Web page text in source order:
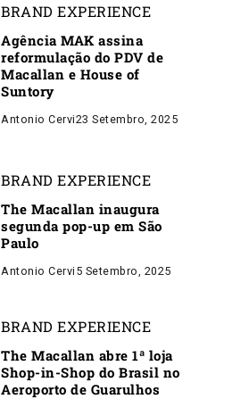
BRAND EXPERIENCE
Agência MAK assina
reformulação do PDV de
Macallan e House of
Suntory
Antonio Cervi23 Setembro, 2025
BRAND EXPERIENCE
The Macallan inaugura
segunda pop-up em São
Paulo
Antonio Cervi 5 Setembro, 2025
BRAND EXPERIENCE
The Macallan abre 1ª loja
Shop-in-Shop do Brasil no
Aeroporto de Guarulhos